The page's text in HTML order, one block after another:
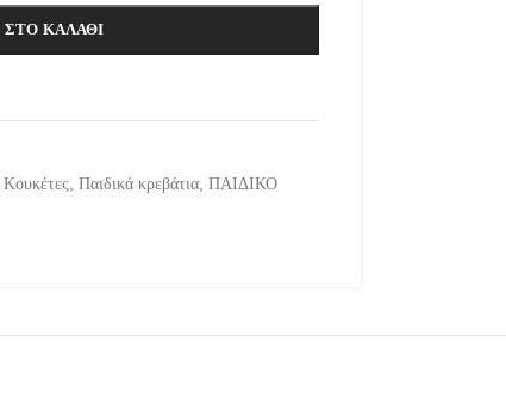
ΚΑΛΆΘΙ
Κουκέτες, Παιδικά κρεβάτια, ΠΑΙΔΙΚΟ